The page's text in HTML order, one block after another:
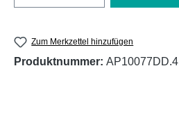
Zum Merkzettel hinzufügen
Produktnummer: AP10077DD.4